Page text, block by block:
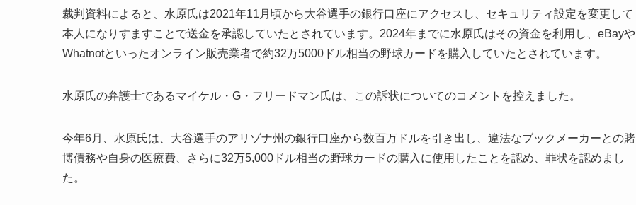
裁判資料によると、水原氏は2021年11月頃から大谷選手の銀行口座にアクセスし、セキュリティ設定を変更して
本人になりすますことで送金を承認していたとされています。2024年までに水原氏はその資金を利用し、eBayや
Whatnotといったオンライン販売業者で約32万5000ドル相当の野球カードを購入していたとされています。
水原氏の弁護士であるマイケル・G・フリードマン氏は、この訴状についてのコメントを控えました。
今年6月、水原氏は、大谷選手のアリゾナ州の銀行口座から数百万ドルを引き出し、違法なブックメーカーとの賭
博債務や自身の医療費、さらに32万5,000ドル相当の野球カードの購入に使用したことを認め、罪状を認めまし
た。